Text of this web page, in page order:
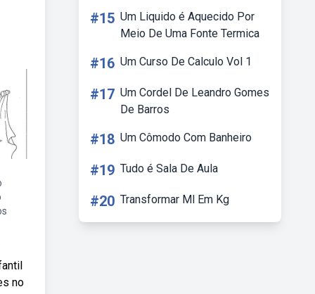
no
#15 Um Liquido é Aquecido Por
Meio De Uma Fonte Termica
#16 Um Curso De Calculo Vol 1
#17 Um Cordel De Leandro Gomes
De Barros
#18 Um Cômodo Com Banheiro
#19 Tudo é Sala De Aula
#20 Transformar Ml Em Kg